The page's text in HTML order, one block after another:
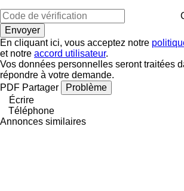
En cliquant ici, vous acceptez notre
et notre accord utilisateur.
Vos données personnelles seront traitées
répondre à votre demande.
PDF Partager
Problème
Écrire
Téléphone
Annonces similaires